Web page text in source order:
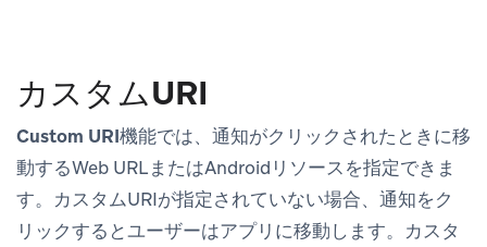
カスタムURI
Custom URI機能では、通知がクリックされたときに移
動するWeb URLまたはAndroidリソースを指定できま
す。カスタムURIが指定されていない場合、通知をク
リックするとユーザーはアプリに移動します。カスタ